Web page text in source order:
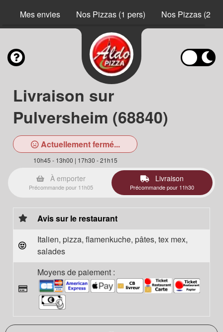
Mes envies Nos Pizzas (1 pers) Nos Pizzas (2
Livraison sur
Pulversheim (68840)
Actuellement fermé...
10h45 - 13h00 | 17h30 - 21h15
À emporter
Précommande pour 11h05
Livraison
Précommande pour 11h30
Avis sur le restaurant
Italien, pizza, flamenkuche, pâtes, tex mex,
salades
Moyens de paiement :